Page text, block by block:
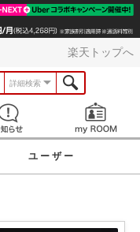
楽天トップへ
詳細検索
お知らせ
ユーザー